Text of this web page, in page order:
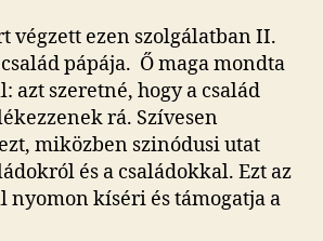
végzett ezen szolgálatban II.
pápája. Ő maga mondta
azt szeretné, hogy a család
rá. Szívesen
miközben szinódusi utat
és a családokkal. Ezt az
nyomon kíséri és támogatja a